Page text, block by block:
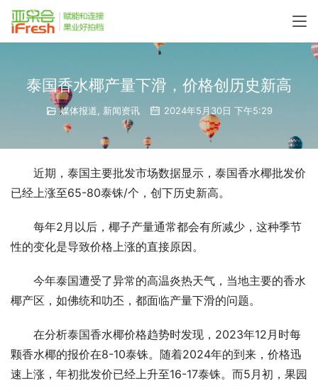
泰国香水椰产量下滑，价格创历史新高
媒体报道 新闻资讯 2024年5月30日 下午5:29
近期，泰国主要批发市场数据显示，泰国香水椰批发价
已经上涨至65-80泰铢/个，创下历史新高。
每年2月以后，椰子产量通常都会有所减少，这种季节
性的变化是导致价格上涨的直接原因。
今年泰国遭受了异常的高温炎热天气，当地主要的香水
椰产区，如佛统和叻丕，都面临产量下滑的问题。
在分析泰国香水椰价格趋势时发现，2023年12月时每
颗香水椰的报价在8-10泰铢。随着2024年的到来，价格迅
速上涨，年初批发价已经上升至16-17泰铢。而5月初，果园